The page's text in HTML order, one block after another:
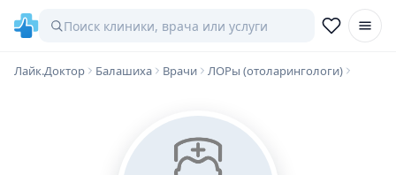
Лайк.Доктор Балашиха Врачи ЛОРы (отоларингологи)